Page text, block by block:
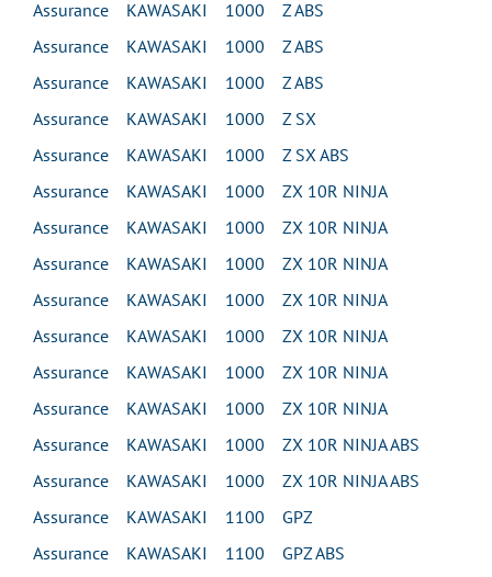
Assurance KAWASAKI 1000 Z ABS
Assurance KAWASAKI 1000 Z ABS
Assurance KAWASAKI 1000 Z ABS
Assurance KAWASAKI 1000 Z SX
Assurance KAWASAKI 1000 Z SX ABS
Assurance KAWASAKI 1000 ZX 10R NINJA
Assurance KAWASAKI 1000 ZX 10R NINJA
Assurance KAWASAKI 1000 ZX 10R NINJA
Assurance KAWASAKI 1000 ZX 10R NINJA
Assurance KAWASAKI 1000 ZX 10R NINJA
Assurance KAWASAKI 1000 ZX 10R NINJA
Assurance KAWASAKI 1000 ZX 10R NINJA
Assurance KAWASAKI 1000 ZX 10R NINJA ABS
Assurance KAWASAKI 1000 ZX 10R NINJA ABS
Assurance KAWASAKI 1100 GPZ
Assurance KAWASAKI 1100 GPZ ABS